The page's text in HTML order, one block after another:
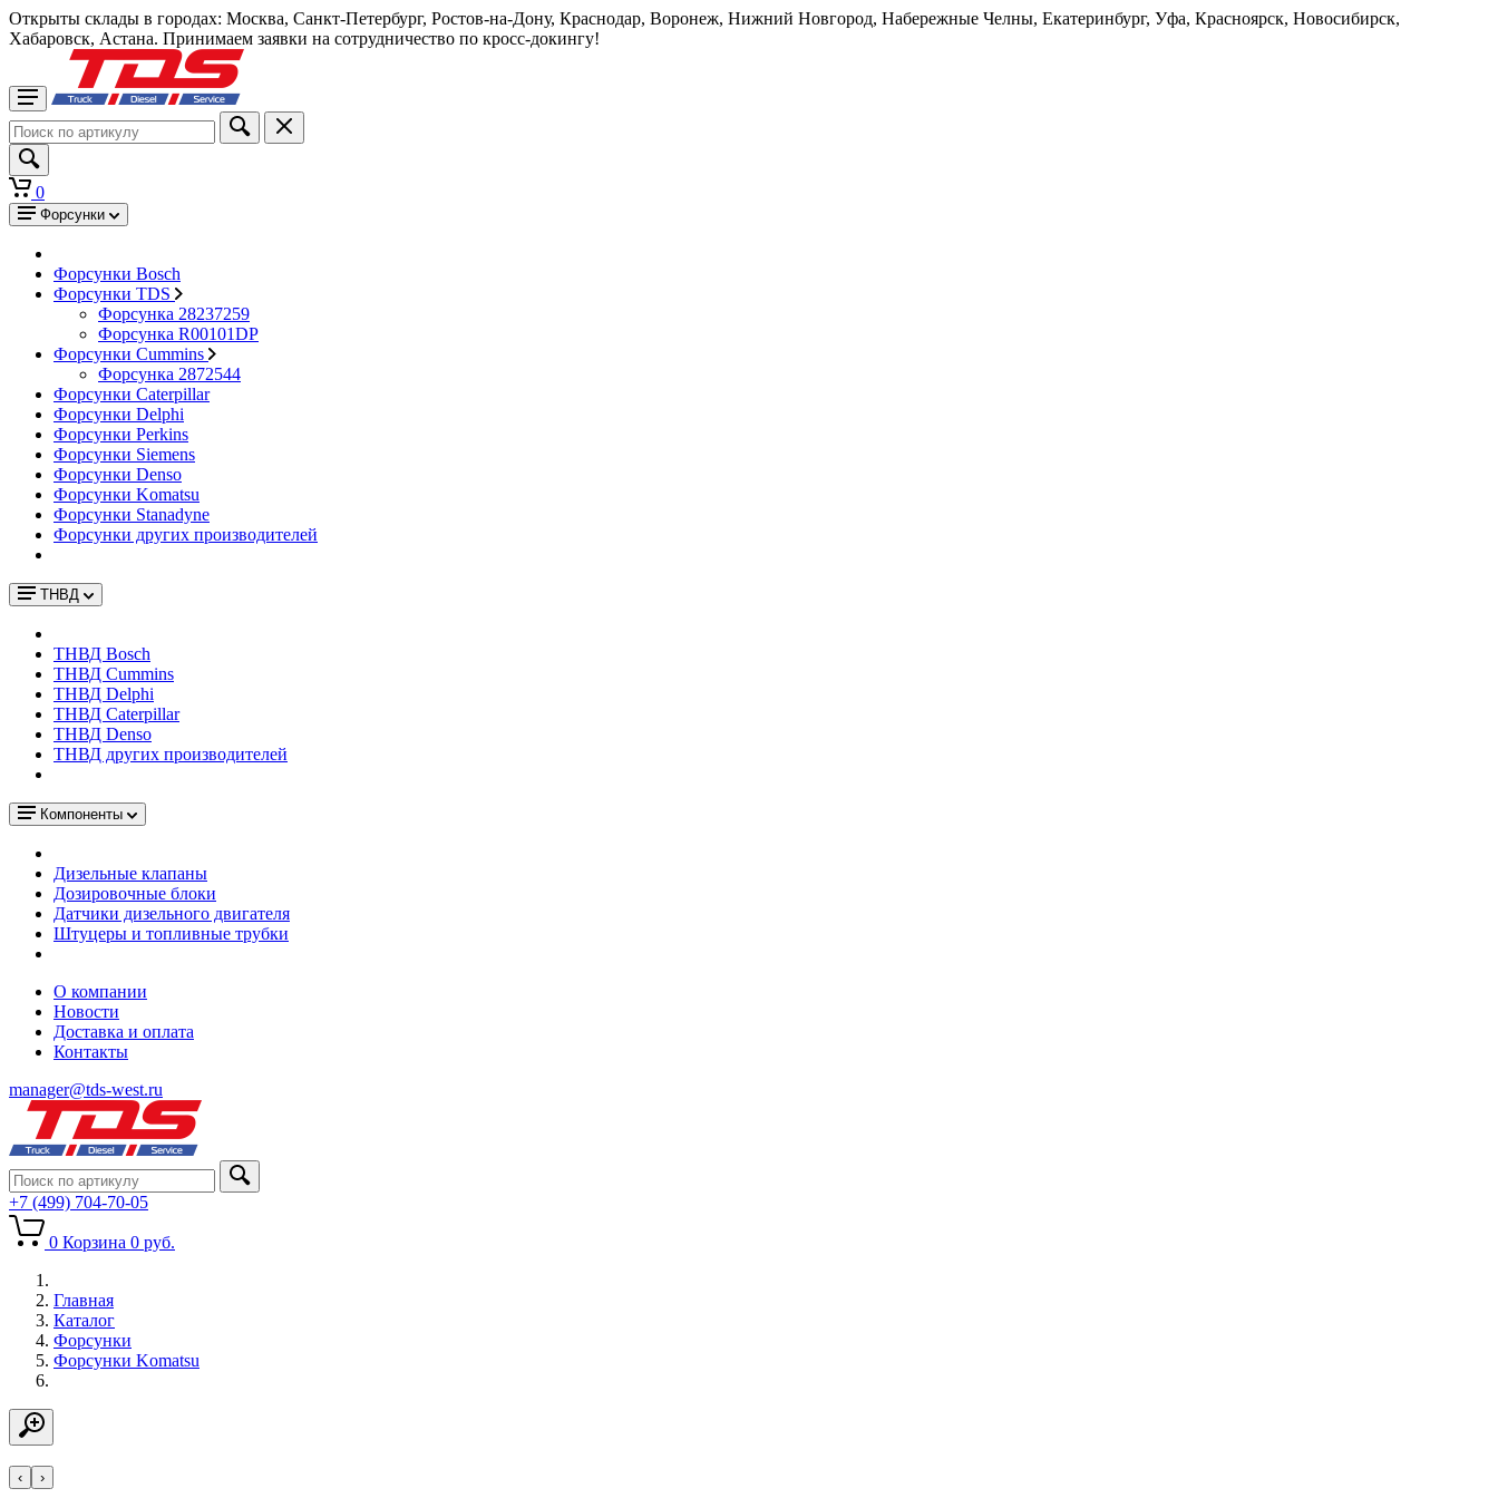
Открыты склады в городах: Москва, Санкт-Петербург, Ростов-на-Дону, Краснодар, Воронеж, Нижний Новгород, Набережные Челны, Екатеринбург, Уфа, Красноярск, Новосибирск,
Хабаровск, Астана. Принимаем заявки на сотрудничество по кросс-докингу!
0
Форсунки
Форсунки Bosch
Форсунки TDS
Форсунка 28237259
Форсунка R00101DP
Форсунки Cummins
Форсунка 2872544
Форсунки Caterpillar
Форсунки Delphi
Форсунки Perkins
Форсунки Siemens
Форсунки Denso
Форсунки Komatsu
Форсунки Stanadyne
Форсунки других производителей
ТНВД
ТНВД Bosch
ТНВД Cummins
ТНВД Delphi
ТНВД Caterpillar
ТНВД Denso
ТНВД других производителей
Компоненты
Дизельные клапаны
Дозировочные блоки
Датчики дизельного двигателя
Штуцеры и топливные трубки
О компании
Новости
Доставка и оплата
Контакты
manager@tds-west.ru
+7 (499) 704-70-05
0 Корзина 0 руб.
Главная
Каталог
Форсунки
Форсунки Komatsu
‹ ›